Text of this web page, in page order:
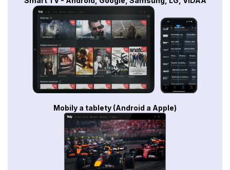
Mobily a tablety (Android a Apple)